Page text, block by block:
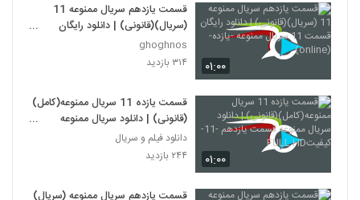
۰۱:۰۰
قسمت یازدهم سریال ممنوعه 11
(سریال)(قانونی) | دانلود رایگان
قسمت 11 سریال ممنوعه -یازده-
(online)
ghoghnos
۳۱۴ بازدید
۰۱:۰۰
قسمت یازده 11 سریال ممنوعه(کامل)
(قانونی) | دانلود سریال ممنوعه
قسمت یازدهم -11-کیفیتFULL HD
دانلود فیلم و سریال
۲۴۴ بازدید